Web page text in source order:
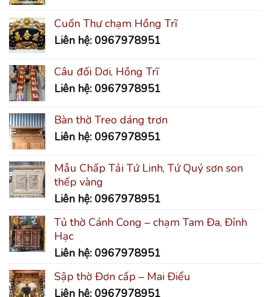
Cuốn Thư chạm Hồng Trĩ
Liên hệ: 0967978951
Câu đối Dơi, Hồng Trĩ
Liên hệ: 0967978951
Bàn thờ Treo dáng trơn
Liên hệ: 0967978951
Mẫu Chấp Tải Tứ Linh, Tứ Quý sơn son
thếp vàng
Liên hệ: 0967978951
Tủ thờ Cánh Cong – chạm Tam Đa, Đỉnh
Hạc
Liên hệ: 0967978951
Sập thờ Đơn cấp – Mai Điểu
Liên hệ: 0967978951